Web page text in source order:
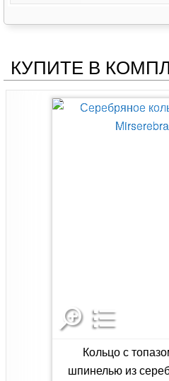
КУПИТЕ В
Кольцо с
шпинелью из